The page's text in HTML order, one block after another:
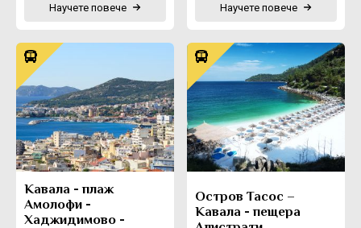
Научете повече Научете повече
Кавала - плаж
Амолофи -
Хаджидимово -
Остров Тасос –
Кавала - пещера